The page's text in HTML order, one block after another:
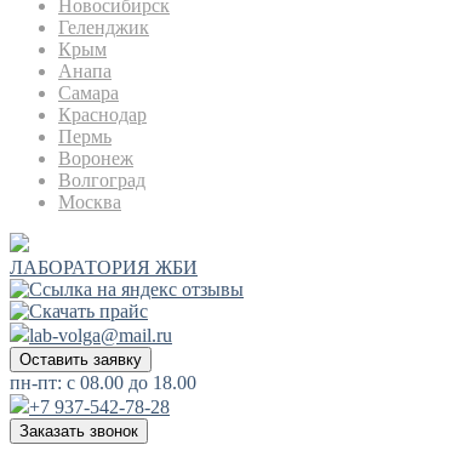
Новосибирск
Геленджик
Крым
Анапа
Самара
Краснодар
Пермь
Воронеж
Волгоград
Москва
ЛАБОРАТОРИЯ ЖБИ
lab-volga@mail.ru
Оставить заявку
пн-пт: с 08.00 до 18.00
+7 937-542-78-28
Заказать звонок